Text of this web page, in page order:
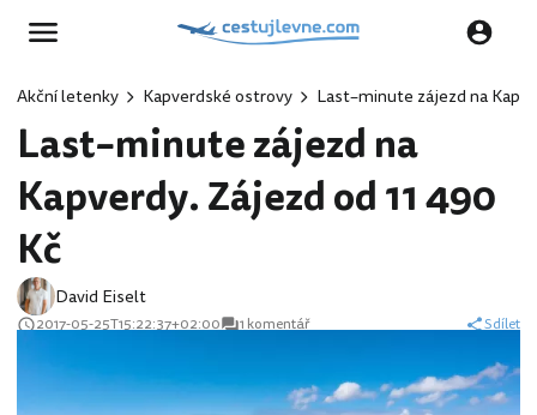
Akční letenky Kapverdské ostrovy Last–minute zájezd na
Last–minute zájezd na
Kapverdy. Zájezd od 11 490
Kč
David Eiselt
2017-05-25T15:22:37+02:00 1 komentář Sdílet